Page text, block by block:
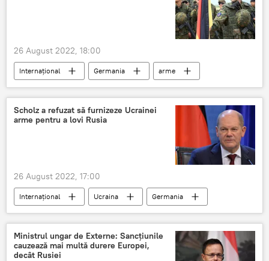
26 August 2022, 18:00
Internațional Germania
arme
stocare
Scholz a refuzat să furnizeze Ucrainei
arme pentru a lovi Rusia
26 August 2022, 17:00
Internațional Ucraina
Germania
Olaf Scholz
Ministrul ungar de Externe: Sancţiunile
cauzează mai multă durere Europei,
decât Rusiei